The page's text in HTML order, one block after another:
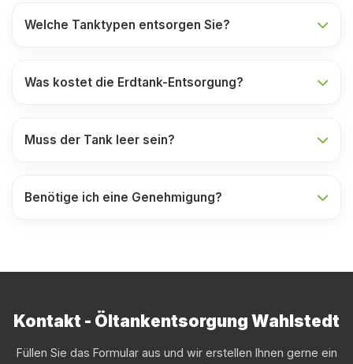
Welche Tanktypen entsorgen Sie?
Was kostet die Erdtank-Entsorgung?
Muss der Tank leer sein?
Benötige ich eine Genehmigung?
Kontakt - Öltankentsorgung Wahlstedt
Füllen Sie das Formular aus und wir erstellen Ihnen gerne ein